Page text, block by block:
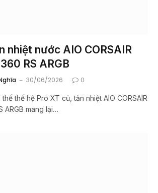
nhiệt nước AIO CORSAIR
RS ARGB
30/06/2026 0
thế hệ Pro XT cũ, tản nhiệt AIO CORSAIR
ARGB mang lại…